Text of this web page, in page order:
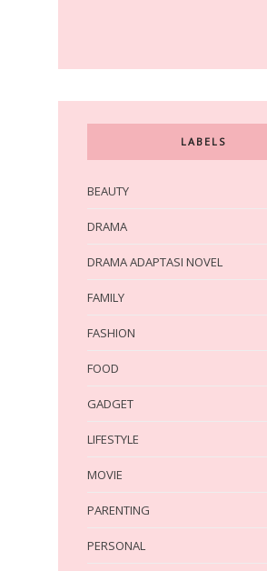
LABELS
BEAUTY
DRAMA
DRAMA ADAPTASI NOVEL
FAMILY
FASHION
FOOD
GADGET
LIFESTYLE
MOVIE
PARENTING
PERSONAL